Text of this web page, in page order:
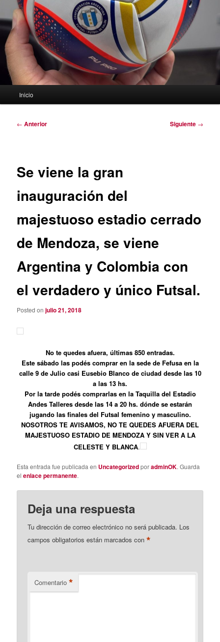
Inicio
Navegación
← Anterior Siguiente →
Se viene la gran
inauguración del
majestuoso estadio cerrado
de Mendoza, se viene
Argentina y Colombia con
el verdadero y único Futsal.
Posted onjulio 21, 2018
No te quedes afuera, últimas 850 entradas.
Este sábado las podés comprar en la sede de Fefusa en la
calle 9 de Julio casi Eusebio Blanco de ciudad desde las 10
a las 13 hs.
Por la tarde podés comprarlas en la Taquilla del Estadio
Andes Talleres desde las 14 a 20 hs. dónde se estarán
jugando las finales del Futsal femenino y masculino.
NOSOTROS TE AVISAMOS, NO TE QUEDES AFUERA DEL
MAJESTUOSO ESTADIO DE MENDOZA Y SIN VER A LA
CELESTE Y BLANCA.
Esta entrada fue publicada en UncategorizedporadminOK. Guarda
elenlace permanente.
Deja una respuesta
Tu dirección de correo electrónico no será publicada. Los
campos obligatorios están marcados con*
Comentario *